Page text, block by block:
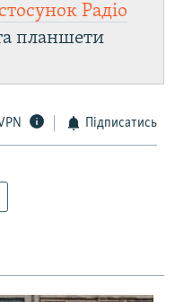
Радіо
планшети
Підписатись